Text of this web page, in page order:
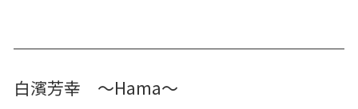
白濱芳幸 〜Hama〜